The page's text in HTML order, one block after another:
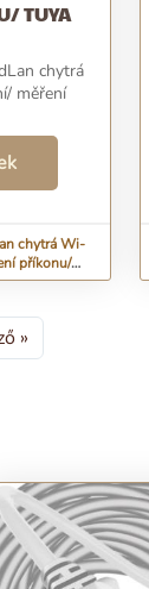
TUYA
chytrá
měření
chytrá Wi-
příkonu/
»